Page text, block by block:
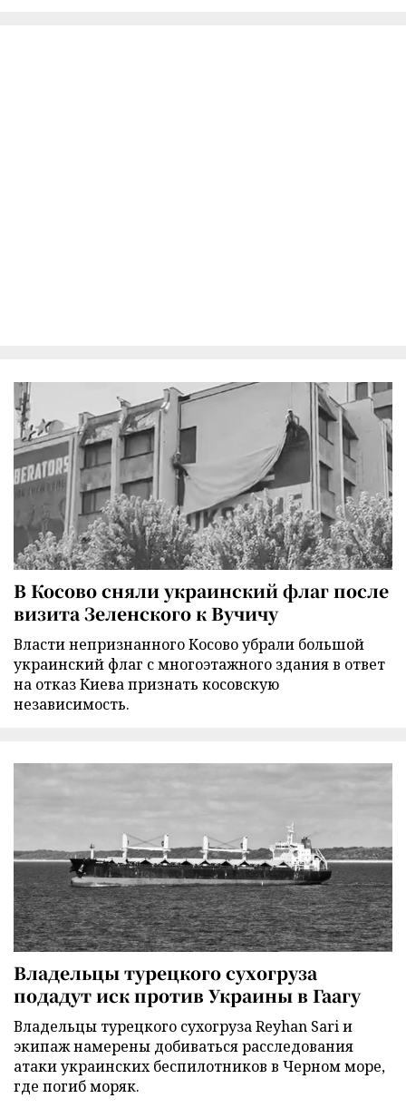
В Косово сняли украинский флаг после
визита Зеленского к Вучичу
Власти непризнанного Косово убрали большой
украинский флаг с многоэтажного здания в ответ
на отказ Киева признать косовскую
независимость.
Владельцы турецкого сухогруза
подадут иск против Украины в Гаагу
Владельцы турецкого сухогруза Reyhan Sari и
экипаж намерены добиваться расследования
атаки украинских беспилотников в Черном море,
где погиб моряк.